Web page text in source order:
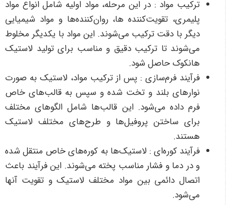
ترکیب مواد : در این مرحله، مواد اولیه شامل انواع مواد
پلیمری، تقویت‌کننده ها، روان‌کننده‌ها و مواد شیمیایی
دیگر با دقت ترکیب می‌شوند. این مواد با یکدیگر مخلوط
می‌شوند تا ترکیب دقیق و مناسب برای تولید لاستیک
هانکوک حاصل شود.
فرآیند فرم‌سازی : پس از ترکیب مواد، لاستیک به صورت
نوارهای بلند و تخت شده و سپس به قالب‌های خاص
فرم داده می‌شود. این قالب‌ها شامل الگوهای مختلف
برای ساختن پروفیل‌ها و طرح‌های مختلف لاستیک
هستند.
فرآیند کوره‌ای : لاستیک‌ها به کوره‌های خاص منتقل شده
و در دما و فشار مناسب پخته می‌شوند. این فرآیند باعث
اتصال دائمی بین مواد مختلف لاستیک و تقویت آنها
می‌شود.